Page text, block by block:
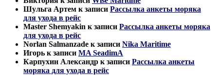
Шульга Артем к записи Рассылка анкеты моряка
для ухода в рейс
Master Shemyakin к записи Рассылка анкеты моряка
для ухода в рейс
Norlan Salmanzade к записи Nika Maritime
Игорь к записи MA SeadimA
Карпухин Александр к записи Рассылка анкеты
моряка для ухода в рейс